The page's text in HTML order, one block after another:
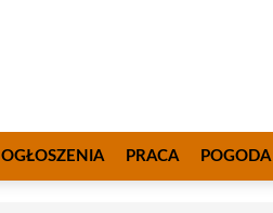
OGŁOSZENIA PRACA POGODA